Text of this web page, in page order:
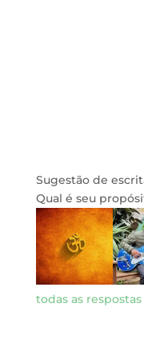
Sugestão de
Qual é seu
todas as respostas